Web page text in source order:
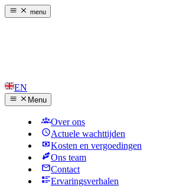
menu
EN
Menu
Over ons
Actuele wachttijden
Kosten en vergoedingen
Ons team
Contact
Ervaringsverhalen